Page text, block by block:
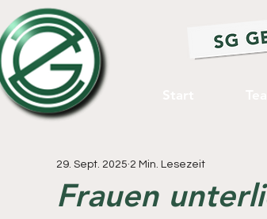
Frauen
29. Sept. 2025 2 Min. Lesezeit